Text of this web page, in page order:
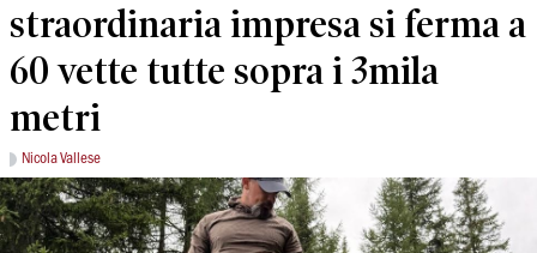
straordinaria impresa si ferma a
60 vette tutte sopra i 3mila
metri
Nicola Vallese